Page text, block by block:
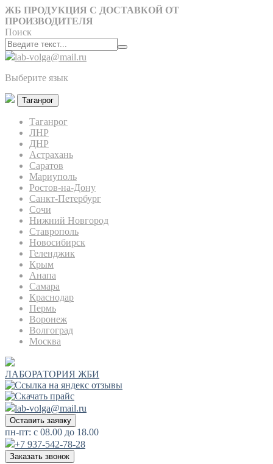
ЖБ ПРОДУКЦИЯ С ДОСТАВКОЙ ОТ
ПРОИЗВОДИТЕЛЯ
Поиск
lab-volga@mail.ru
Выберите язык
Таганрог
Таганрог
ЛНР
ДНР
Астрахань
Саратов
Мариуполь
Ростов-на-Дону
Санкт-Петербург
Сочи
Нижний Новгород
Ставрополь
Новосибирск
Геленджик
Крым
Анапа
Самара
Краснодар
Пермь
Воронеж
Волгоград
Москва
ЛАБОРАТОРИЯ ЖБИ
lab-volga@mail.ru
Оставить заявку
пн-пт: с 08.00 до 18.00
+7 937-542-78-28
Заказать звонок